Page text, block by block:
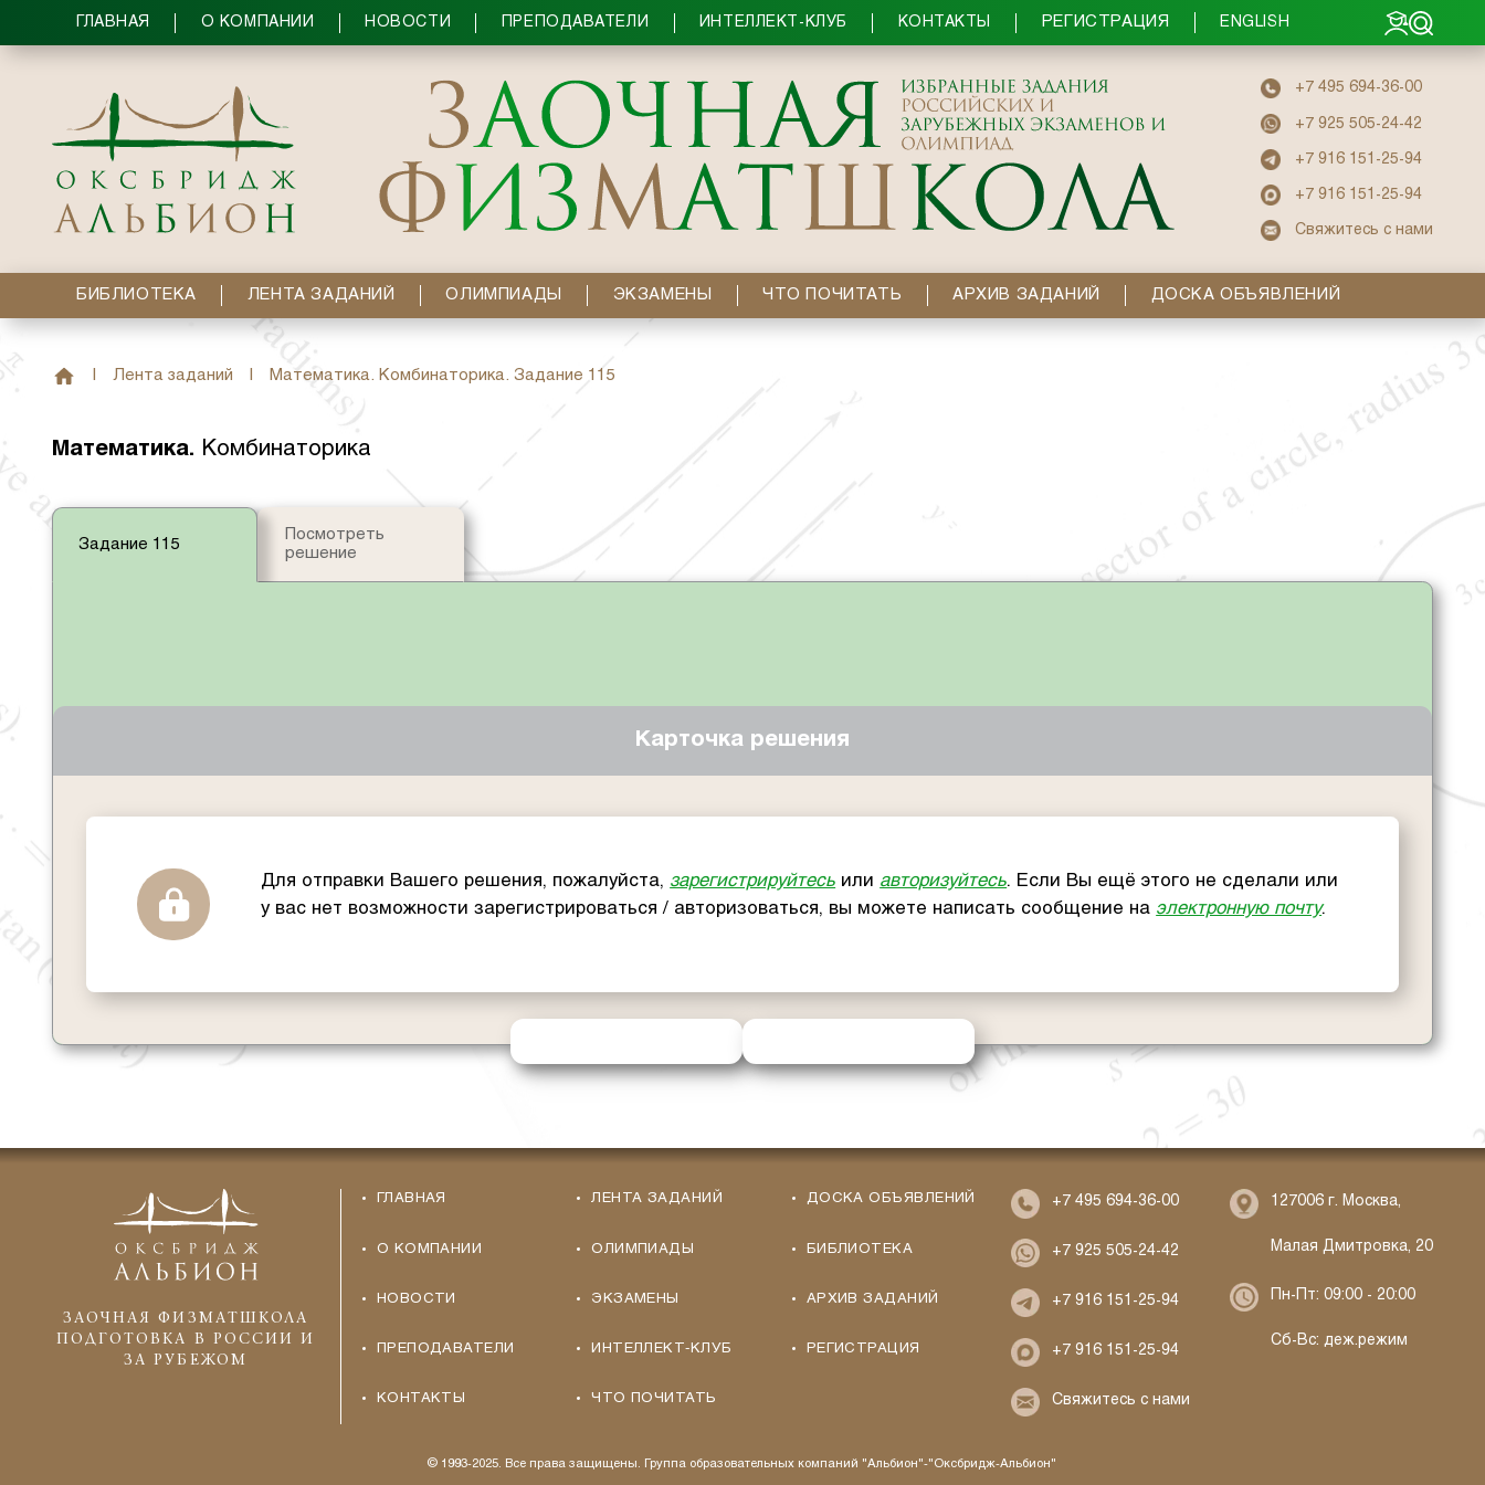
ГЛАВНАЯ О КОМПАНИИ НОВОСТИ ПРЕПОДАВАТЕЛИ ИНТЕЛЛЕКТ-КЛУБ КОНТАКТЫ РЕГИСТРАЦИЯ ENGLISH
+7 495 694-36-00
+7 925 505-24-42
+7 916 151-25-94
+7 916 151-25-94
Свяжитесь с нами
БИБЛИОТЕКА ЛЕНТА ЗАДАНИЙ ОЛИМПИАДЫ ЭКЗАМЕНЫ ЧТО ПОЧИТАТЬ АРХИВ ЗАДАНИЙ ДОСКА ОБЪЯВЛЕНИЙ
Лента заданий Математика. Комбинаторика. Задание 115
Математика. Комбинаторика
Задание 115
Посмотреть
решение
Карточка решения
Для отправки Вашего решения, пожалуйста, зарегистрируйтесь или авторизуйтесь. Если Вы ещё этого не сделали или
у вас нет возможности зарегистрироваться / авторизоваться, вы можете написать сообщение на электронную почту.
ЗАОЧНАЯ ФИЗМАТШКОЛА
ПОДГОТОВКА В РОССИИ И
ЗА РУБЕЖОМ
ГЛАВНАЯ
О КОМПАНИИ
НОВОСТИ
ПРЕПОДАВАТЕЛИ
КОНТАКТЫ
ЛЕНТА ЗАДАНИЙ
ОЛИМПИАДЫ
ЭКЗАМЕНЫ
ИНТЕЛЛЕКТ-КЛУБ
ЧТО ПОЧИТАТЬ
ДОСКА ОБЪЯВЛЕНИЙ
БИБЛИОТЕКА
АРХИВ ЗАДАНИЙ
РЕГИСТРАЦИЯ
+7 495 694-36-00
+7 925 505-24-42
+7 916 151-25-94
+7 916 151-25-94
Свяжитесь с нами
127006 г. Москва,
Малая Дмитровка, 20
Пн-Пт: 09:00 - 20:00
Сб-Вс: деж.режим
© 1993-2025. Все права защищены. Группа образовательных компаний "Альбион"-"Оксбридж-Альбион"